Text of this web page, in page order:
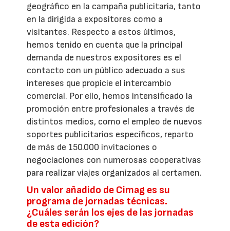
geográfico en la campaña publicitaria, tanto
en la dirigida a expositores como a
visitantes. Respecto a estos últimos,
hemos tenido en cuenta que la principal
demanda de nuestros expositores es el
contacto con un público adecuado a sus
intereses que propicie el intercambio
comercial. Por ello, hemos intensificado la
promoción entre profesionales a través de
distintos medios, como el empleo de nuevos
soportes publicitarios específicos, reparto
de más de 150.000 invitaciones o
negociaciones con numerosas cooperativas
para realizar viajes organizados al certamen.
Un valor añadido de Cimag es su
programa de jornadas técnicas.
¿Cuáles serán los ejes de las jornadas
de esta edición?